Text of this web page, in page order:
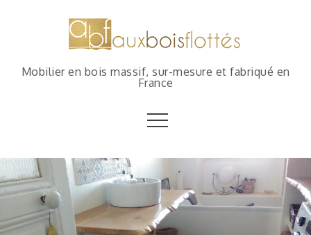
Mobilier en bois massif, sur-mesure et fabriqué en
France